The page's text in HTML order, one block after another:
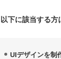
以下に該当する方
UIデザインを制